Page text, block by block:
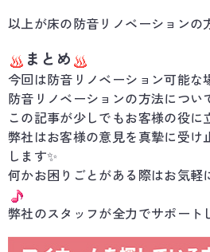
以上が床の防音リノベーションの
まとめ
今回は防音リノベーション可能な
防音リノベーションの方法につい
この記事が少しでもお客様の役に
弊社はお客様の意見を真摯に受け
します✨
何かお困りごとがある際はお気軽
弊社のスタッフが全力でサポート